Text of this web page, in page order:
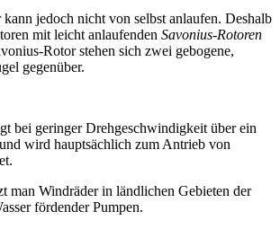
jedoch nicht von selbst anlaufen. Deshalb
mit leicht anlaufenden Savonius-Rotoren
Rotor stehen sich zwei gebogene,
gegenüber.
bei geringer Drehgeschwindigkeit über ein
wird hauptsächlich zum Antrieb von
man Windräder in ländlichen Gebieten der
fördender Pumpen.